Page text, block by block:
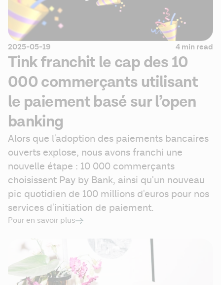
2025-05-19 4 min read
Tink franchit le cap des 10
000 commerçants utilisant
le paiement basé sur l’open
banking
Alors que l'adoption des paiements bancaires
ouverts explose, nous avons franchi une
nouvelle étape : 10 000 commerçants
choisissent Pay by Bank, ainsi qu'un nouveau
pic quotidien de 100 millions d'euros pour nos
services d'initiation de paiement.
Pour en savoir plus